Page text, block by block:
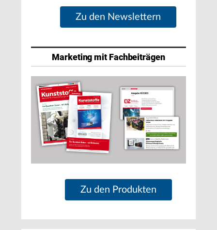
Zu den Newslettern
Marketing mit Fachbeiträgen
Zu den Produkten